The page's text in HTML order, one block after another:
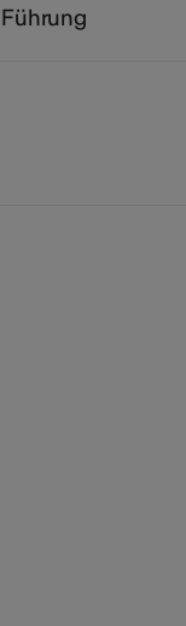
Führung